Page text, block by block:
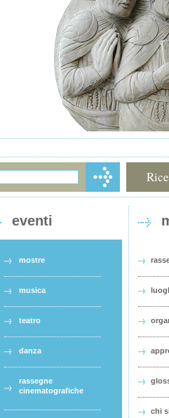
eventi
mostre
musica
teatro
danza
rassegne
cinematografiche
chi